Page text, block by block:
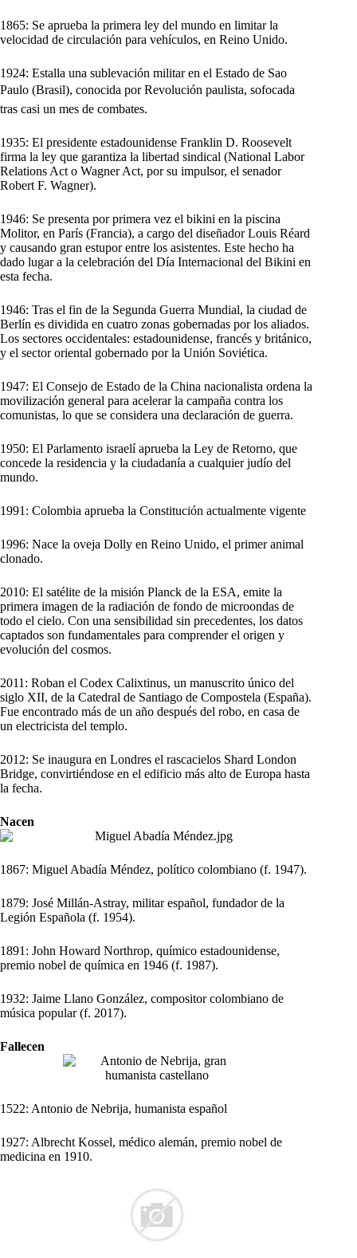
1865: Se aprueba la primera ley del mundo en limitar la
velocidad de circulación para vehículos, en Reino Unido.
1924: Estalla una sublevación militar en el Estado de Sao
Paulo (Brasil), conocida por Revolución paulista, sofocada
tras casi un mes de combates.
1935: El presidente estadounidense Franklin D. Roosevelt
firma la ley que garantiza la libertad sindical (National Labor
Relations Act o Wagner Act, por su impulsor, el senador
Robert F. Wagner).
1946: Se presenta por primera vez el bikini en la piscina
Molitor, en París (Francia), a cargo del diseñador Louis Réard
y causando gran estupor entre los asistentes. Este hecho ha
dado lugar a la celebración del Día Internacional del Bikini en
esta fecha.
1946: Tras el fin de la Segunda Guerra Mundial, la ciudad de
Berlín es dividida en cuatro zonas gobernadas por los aliados.
Los sectores occidentales: estadounidense, francés y británico,
y el sector oriental gobernado por la Unión Soviética.
1947: El Consejo de Estado de la China nacionalista ordena la
movilización general para acelerar la campaña contra los
comunistas, lo que se considera una declaración de guerra.
1950: El Parlamento israelí aprueba la Ley de Retorno, que
concede la residencia y la ciudadanía a cualquier judío del
mundo.
1991: Colombia aprueba la Constitución actualmente vigente
1996: Nace la oveja Dolly en Reino Unido, el primer animal
clonado.
2010: El satélite de la misión Planck de la ESA, emite la
primera imagen de la radiación de fondo de microondas de
todo el cielo. Con una sensibilidad sin precedentes, los datos
captados son fundamentales para comprender el origen y
evolución del cosmos.
2011: Roban el Codex Calixtinus, un manuscrito único del
siglo XII, de la Catedral de Santiago de Compostela (España).
Fue encontrado más de un año después del robo, en casa de
un electricista del templo.
2012: Se inaugura en Londres el rascacielos Shard London
Bridge, convirtiéndose en el edificio más alto de Europa hasta
la fecha.
Nacen
1867: Miguel Abadía Méndez, político colombiano (f. 1947).
1879: José Millán-Astray, militar español, fundador de la
Legión Española (f. 1954).
1891: John Howard Northrop, químico estadounidense,
premio nobel de química en 1946 (f. 1987).
1932: Jaime Llano González, compositor colombiano de
música popular (f. 2017).
Fallecen
1522: Antonio de Nebrija, humanista español
1927: Albrecht Kossel, médico alemán, premio nobel de
medicina en 1910.